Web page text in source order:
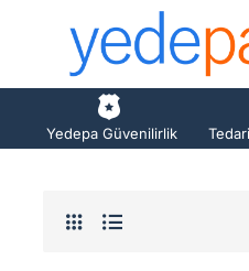
Yedepa Güvenilirlik